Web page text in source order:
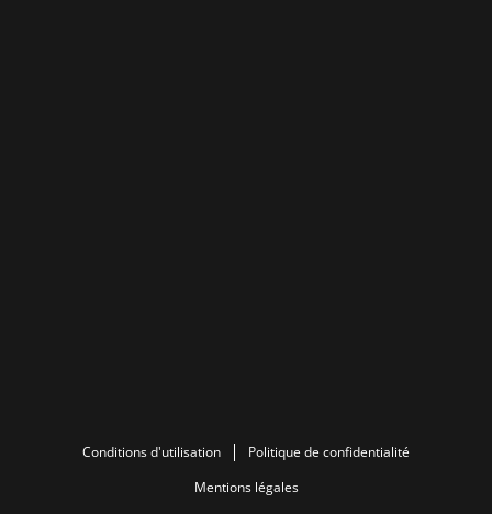
Conditions d'utilisation
Politique de confidentialité
Mentions légales